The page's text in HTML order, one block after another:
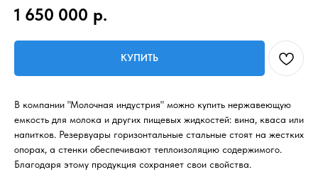
1 650 000 р.
КУПИТЬ
В компании "Молочная индустрия" можно купить нержавеющую
емкость для молока и других пищевых жидкостей: вина, кваса или
напитков. Резервуары горизонтальные стальные стоят на жестких
опорах, а стенки обеспечивают теплоизоляцию содержимого.
Благодаря этому продукция сохраняет свои свойства.